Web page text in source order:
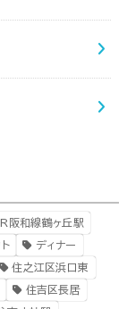
JR阪和線鶴ヶ丘駅
ディナー
住之江区浜口東
住吉区長居